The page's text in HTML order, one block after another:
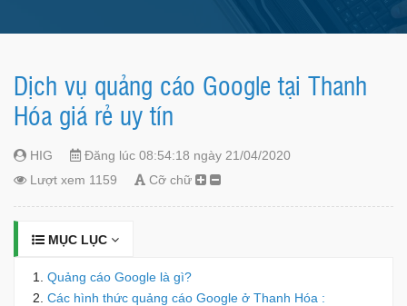
Dịch vụ quảng cáo Google tại Thanh
Hóa giá rẻ uy tín
HIG
Đăng lúc 08:54:18 ngày 21/04/2020
Lượt xem 1159
Cỡ chữ
MỤC LỤC
Quảng cáo Google là gì?
Các hình thức quảng cáo Google ở Thanh Hóa :